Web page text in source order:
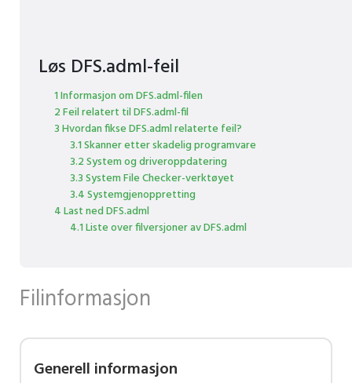
Løs DFS.adml-feil
1 Informasjon om DFS.adml-filen
2 Feil relatert til DFS.adml-fil
3 Hvordan fikse DFS.adml relaterte feil?
3.1 Skanner etter skadelig programvare
3.2 System og driveroppdatering
3.3 System File Checker-verktøyet
3.4 Systemgjenoppretting
4 Last ned DFS.adml
4.1 Liste over filversjoner av DFS.adml
Filinformasjon
Generell informasjon